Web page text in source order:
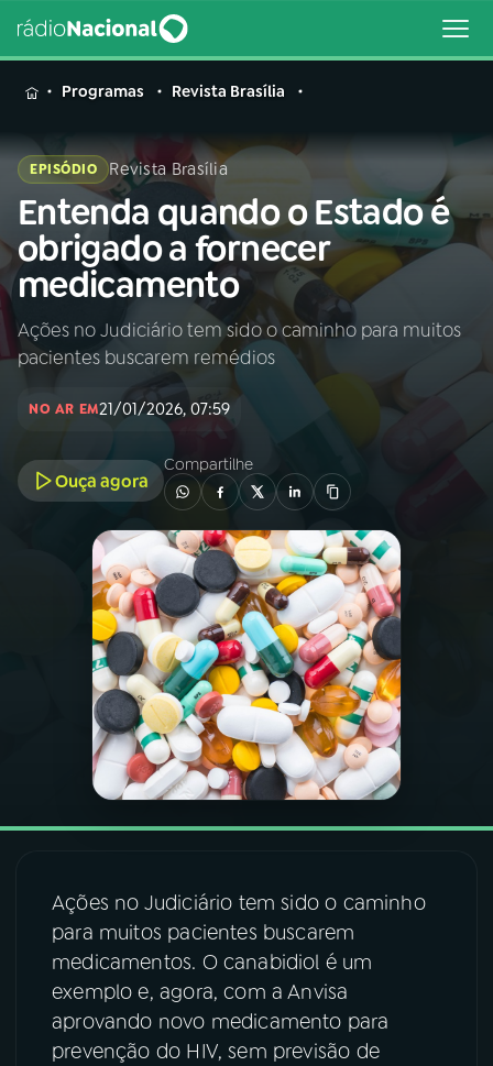
MENU
Buscar
na
Rádio
Nacional
Buscar
AO VIVO
INÍCIO
A RÁDIO
PROGRAMAÇÃO
PROGRAMAS
PODCASTS
VIDEOCASTS
07ÚLTIMAS
08FESTIVAL DE MÚSICA
YouTube Facebook
Programas Revista Brasília
EPISÓDIO Revista Brasília
Entenda quando o Estado é
obrigado a fornecer
medicamento
Ações no Judiciário tem sido o caminho para muitos
pacientes buscarem remédios
NO AR EM21/01/2026, 07:59
Ouça agora
Compartilhe
Ações no Judiciário tem sido o caminho
para muitos pacientes buscarem
medicamentos. O canabidiol é um
exemplo e, agora, com a Anvisa
aprovando novo medicamento para
prevenção do HIV, sem previsão de